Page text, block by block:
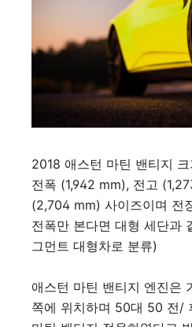
2018 애스턴 마틴 밴티지
전폭 (1,942 mm), 전고
(2,704 mm) 사이즈이며 전
전폭만 본다면 대형 세단과
그먼트 대형차로 분류)
애스턴 마틴 밴티지 엔진은
쪽에 위치하며 50대 50 전/